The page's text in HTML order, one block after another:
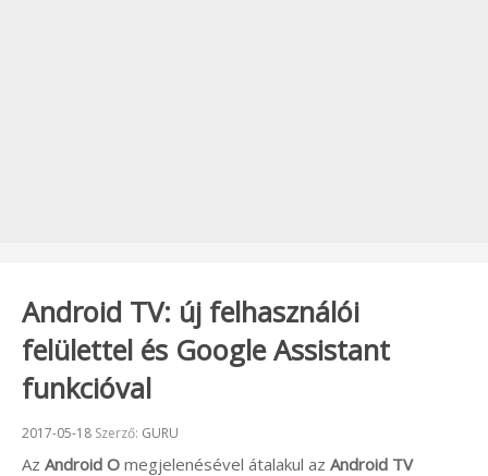
Android TV: új felhasználói
felülettel és Google Assistant
funkcióval
Beküldve:
2017-05-18 Szerző: GURU
Az Android O megjelenésével átalakul az Android TV